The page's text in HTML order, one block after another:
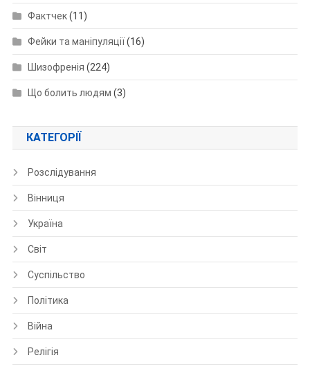
Фактчек(11)
Фейки та маніпуляції(16)
Шизофренія (224)
Що болить людям (3)
КАТЕГОРІЇ
Розслідування
Вінниця
Україна
Світ
Суспільство
Політика
Війна
Релігія